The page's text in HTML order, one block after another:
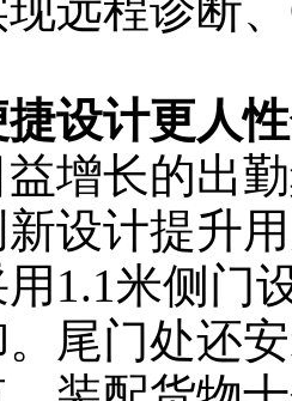
设计更人
长的出勤
设计提升
1.1米侧门
尾门处还